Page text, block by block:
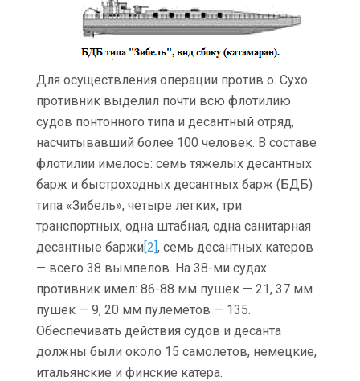
Для осуществления операции против о. Сухо
противник выделил почти всю флотилию
судов понтонного типа и десантный отряд,
насчитывавший более 100 человек. В составе
флотилии имелось: семь тяжелых десантных
барж и быстроходных десантных барж (БДБ)
типа «Зибель», четыре легких, три
транспортных, одна штабная, одна санитарная
десантные баржи[2], семь десантных катеров
— всего 38 вымпелов. На 38-ми судах
противник имел: 86-88 мм пушек — 21, 37 мм
пушек — 9, 20 мм пулеметов — 135.
Обеспечивать действия судов и десанта
должны были около 15 самолетов, немецкие,
итальянские и финские катера.